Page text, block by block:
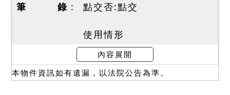
筆 錄
點交否:點交
使用情形
一、10804建號、10819建
號（為2個獨立停車位可連通
至1樓建物）拍定後點交。
內容展開
本物件資訊如有遺漏，以法院公告為準。